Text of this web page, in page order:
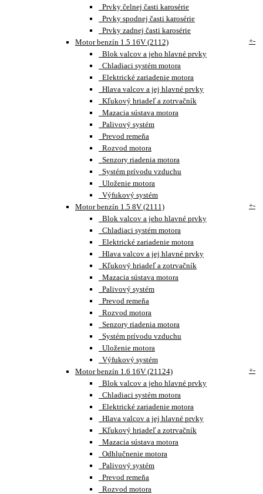
Prvky čelnej časti karosérie
Prvky spodnej časti karosérie
Prvky zadnej časti karosérie
Motor benzín 1.5 16V (2112)
+-
Blok valcov a jeho hlavné prvky
Chladiaci systém motora
Elektrické zariadenie motora
Hlava valcov a jej hlavné prvky
Kľukový hriadeľ a zotrvačník
Mazacia sústava motora
Palivový systém
Prevod remeňa
Rozvod motora
Senzory riadenia motora
Systém prívodu vzduchu
Uloženie motora
Výfukový systém
Motor benzín 1.5 8V (2111)
+-
Blok valcov a jeho hlavné prvky
Chladiaci systém motora
Elektrické zariadenie motora
Hlava valcov a jej hlavné prvky
Kľukový hriadeľ a zotrvačník
Mazacia sústava motora
Palivový systém
Prevod remeňa
Rozvod motora
Senzory riadenia motora
Systém prívodu vzduchu
Uloženie motora
Výfukový systém
Motor benzín 1.6 16V (21124)
+-
Blok valcov a jeho hlavné prvky
Chladiaci systém motora
Elektrické zariadenie motora
Hlava valcov a jej hlavné prvky
Kľukový hriadeľ a zotrvačník
Mazacia sústava motora
Odhlučnenie motora
Palivový systém
Prevod remeňa
Rozvod motora